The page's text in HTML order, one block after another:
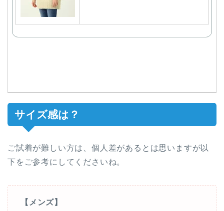
サイズ感は？
ご試着が難しい方は、個人差があるとは思いますが以
下をご参考にしてくださいね。
【メンズ】